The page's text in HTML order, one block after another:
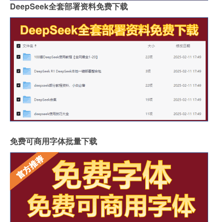
DeepSeek全套部署资料免费下载
免费可商用字体批量下载